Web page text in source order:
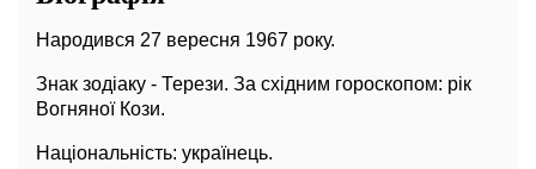
Народився 27 вересня 1967 року.
Знак зодіаку - Терези. За східним гороскопом: рік
Вогняної Кози.
Національність: українець.